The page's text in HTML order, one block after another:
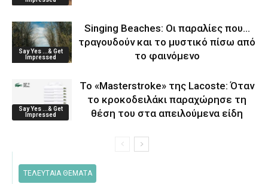
Say Yes ...& Get
Impressed
Singing Beaches: Οι παραλίες που…
τραγουδούν και το μυστικό πίσω από
το φαινόμενο
Say Yes ...& Get
Impressed
Το «Masterstroke» της Lacoste: Όταν
το κροκοδειλάκι παραχώρησε τη
θέση του στα απειλούμενα είδη
ΤΕΛΕΥΤΑΙΑ ΘΕΜΑΤΑ